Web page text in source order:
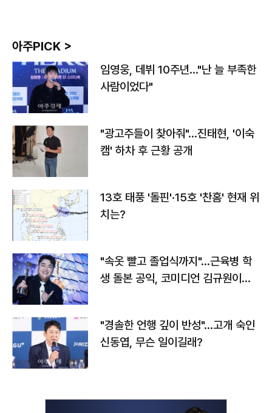
아주PICK >
임영웅, 데뷔 10주년…"난 늘 부족한
사람이었다"
"광고주들이 찾아줘"…진태현, '이숙
캠' 하차 후 근황 공개
13호 태풍 '돌핀'·15호 '찬홈' 현재 위
치는?
"속옷 빨고 졸업식까지"…근육병 학
생 돌본 공익, 코미디언 김규원이었
"경솔한 언행 깊이 반성"…고개 숙인
신동엽, 무슨 일이길래?